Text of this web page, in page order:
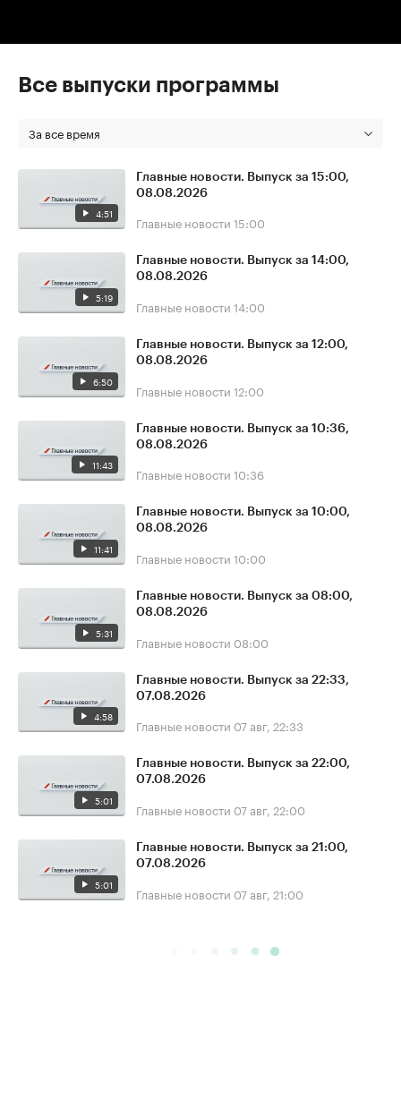
Все выпуски программы
За все время
4:51
Главные новости. Выпуск за 15:00,
08.08.2026
Главные новости 15:00
5:19
Главные новости. Выпуск за 14:00,
08.08.2026
Главные новости 14:00
6:50
Главные новости. Выпуск за 12:00,
08.08.2026
Главные новости 12:00
11:43
Главные новости. Выпуск за 10:36,
08.08.2026
Главные новости 10:36
11:41
Главные новости. Выпуск за 10:00,
08.08.2026
Главные новости 10:00
5:31
Главные новости. Выпуск за 08:00,
08.08.2026
Главные новости 08:00
4:58
Главные новости. Выпуск за 22:33,
07.08.2026
Главные новости 07 авг, 22:33
5:01
Главные новости. Выпуск за 22:00,
07.08.2026
Главные новости 07 авг, 22:00
5:01
Главные новости. Выпуск за 21:00,
07.08.2026
Главные новости 07 авг, 21:00